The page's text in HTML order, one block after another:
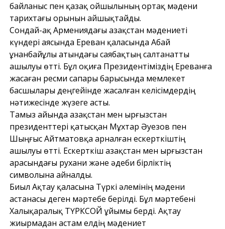
байланыс пен қазақ ойшылының ортақ мәдени
тарихтағы орынын айшықтайды.
Сондай-ақ Армениядағы Қазақстан мәдениеті
күндері аясында Ереван қаласында Абай
Құнанбайұлы атындағы саябақтың салтанатты
ашылуы өтті. Бұл оқиға Президентіміздің Ереванға
жасаған ресми сапары барысында мемлекет
басшылары деңгейінде жасалған келісімдердің
нәтижесінде жүзеге асты.
Тамыз айында Қазақстан мен Қырғызстан
президенттері қатысқан Мұхтар Әуезов пен
Шыңғыс Айтматовқа арналған ескерткіштің
ашылуы өтті. Ескерткіш Қазақстан мен Қырғызстан
арасындағы рухани және әдеби бірліктің
символына айналды.
Биыл Ақтау қаласына Түркі әлемінің мәдени
астанасы деген мәртебе берілді. Бұл мәртебені
Халықаралық ТҮРКСОЙ ұйымы берді. Ақтау
жиырмадан астам елдің мәдениет